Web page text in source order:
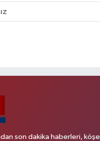
son dakika haberleri, köşe